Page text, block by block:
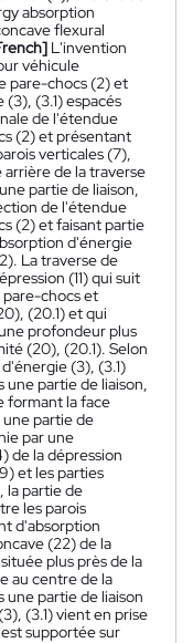
absorption
flexural
L'invention
véhicule
pare-chocs (2) et
(3.1) espacés
de l'étendue
(2) et présentant
verticales (7),
arrière de la traverse
partie de liaison,
de l'étendue
(2) et faisant partie
d'énergie
La traverse de
(11) qui suit
chocs et
(20.1) et qui
profondeur plus
(20), (20.1). Selon
(3), (3.1)
une partie de liaison,
formant la face
partie de
par une
de la dépression
et les parties
la partie de
les parois
d'absorption
(22) de la
plus près de la
au centre de la
une partie de liaison
(3.1) vient en prise
supportée sur